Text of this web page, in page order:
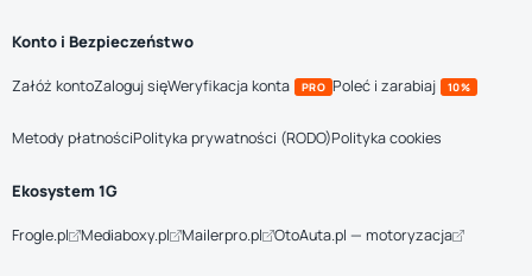
Konto i Bezpieczeństwo
Załóż kontoZaloguj sięWeryfikacja konta PRO Poleć i zarabiaj 10%
Metody płatnościPolityka prywatności (RODO)Polityka cookies
Ekosystem 1G
Frogle.pl Mediaboxy.pl Mailerpro.pl OtoAuta.pl — motoryzacja